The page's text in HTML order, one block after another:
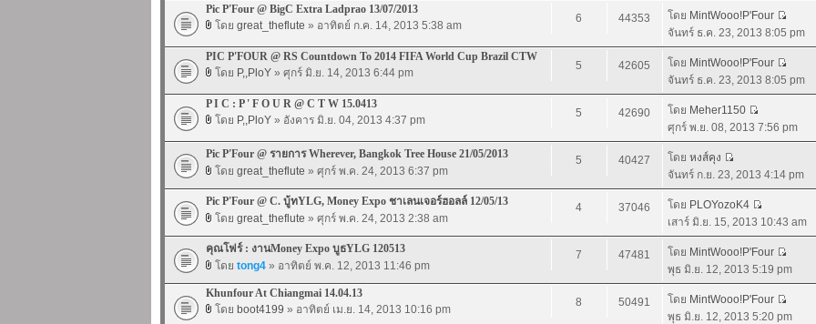
Pic P'Four @ BigC Extra Ladprao 13/07/2013
โดย great_theflute » อาทิตย์ ก.ค. 14, 2013 5:38 am
6 44353 โดย MintWooo!P'Four
จันทร์ ธ.ค. 23, 2013 8:05 pm
PIC P'FOUR @ RS Countdown To 2014 FIFA World Cup Brazil CTW
โดย P,,PloY » ศุกร์ มิ.ย. 14, 2013 6:44 pm
5 42605 โดย MintWooo!P'Four
จันทร์ ธ.ค. 23, 2013 8:05 pm
P I C : P ' F O U R @ C T W 15.0413
โดย P,,PloY » อังคาร มิ.ย. 04, 2013 4:37 pm
5 42690 โดย Meher1150
ศุกร์ พ.ย. 08, 2013 7:56 pm
Pic P'Four @ รายการ Wherever, Bangkok Tree House 21/05/2013
โดย great_theflute » ศุกร์ พ.ค. 24, 2013 6:37 pm
5 40427 โดย หงส์คุง
จันทร์ ก.ย. 23, 2013 4:14 pm
Pic P'Four @ C. บู้ทYLG, Money Expo ชาเลนเจอร์ฮอลล์ 12/05/13
โดย great_theflute » ศุกร์ พ.ค. 24, 2013 2:38 am
4 37046 โดย PLOYozoK4
เสาร์ มิ.ย. 15, 2013 10:43 am
คุณโฟร์ : งานMoney Expo บูธYLG 120513
โดย tong4 » อาทิตย์ พ.ค. 12, 2013 11:46 pm
7 47481 โดย MintWooo!P'Four
พุธ มิ.ย. 12, 2013 5:19 pm
Khunfour At Chiangmai 14.04.13
โดย boot4199 » อาทิตย์ เม.ย. 14, 2013 10:16 pm
8 50491 โดย MintWooo!P'Four
พุธ มิ.ย. 12, 2013 5:20 pm